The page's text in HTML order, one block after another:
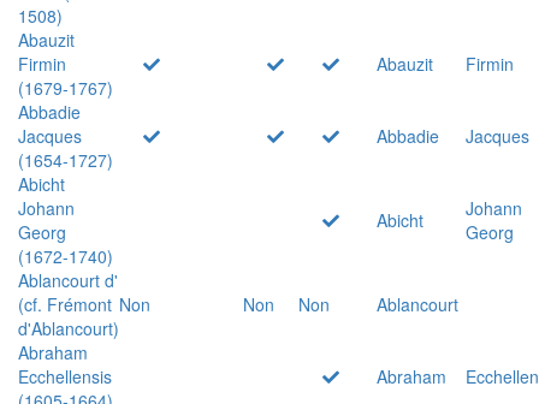
1508)
Abauzit
Firmin
(1679-1767)
Abauzit
Firmin
Abbadie
Jacques
(1654-1727)
Abbadie
Jacques
Abicht
Johann
Georg
(1672-1740)
Abicht
Johann
Georg
Ablancourt d'
(cf. Frémont
d'Ablancourt)
Non Non Non
Ablancourt
Abraham
Ecchellensis
Abraham